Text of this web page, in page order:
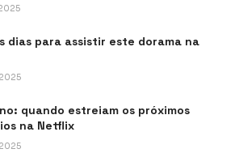
dias para assistir este dorama na
quando estreiam os próximos
na Netflix